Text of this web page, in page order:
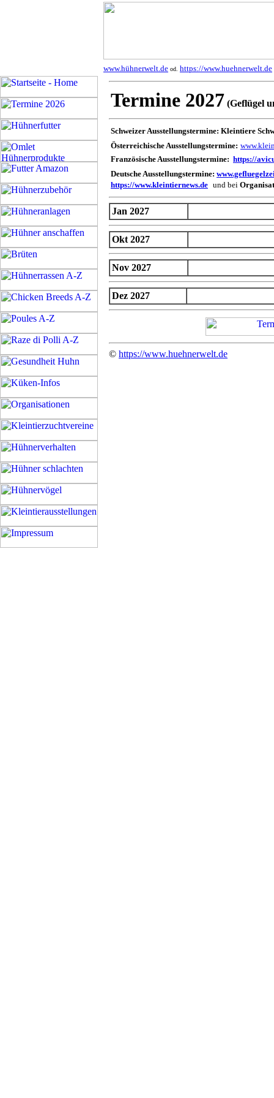
www.hühnerwelt.de od. https://www.huehnerwelt.de
Termine 2027 (Geflügel
Schweizer Ausstellungstermine: Kleintiere
Österreichische Ausstellungstermine:
Französische Ausstellungstermine: https://
Deutsche Ausstellungstermine:
https://www.kleintiernews.de und bei
Jan 2027
Okt 2027
Nov 2027
Dez 2027
© https://www.huehnerwelt.de